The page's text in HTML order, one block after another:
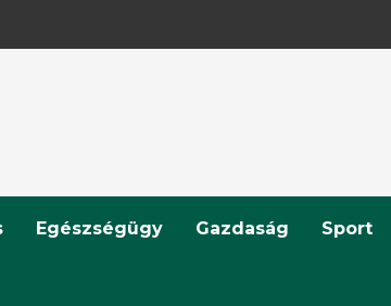
Egészségügy Gazdaság Sport